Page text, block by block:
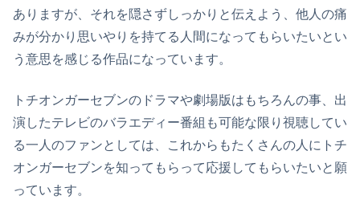
ありますが、それを隠さずしっかりと伝えよう、他人の痛
みが分かり思いやりを持てる人間になってもらいたいとい
う意思を感じる作品になっています。
トチオンガーセブンのドラマや劇場版はもちろんの事、出
演したテレビのバラエディー番組も可能な限り視聴してい
る一人のファンとしては、これからもたくさんの人にトチ
オンガーセブンを知ってもらって応援してもらいたいと願
っています。